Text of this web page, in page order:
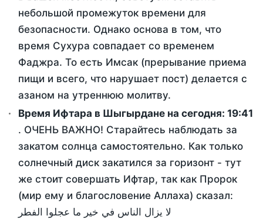
небольшой промежуток времени для
безопасности. Однако основа в том, что
время Сухура совпадает со временем
Фаджра. То есть Имсак (прерывание приема
пищи и всего, что нарушает пост) делается с
азаном на утреннюю молитву.
Время Ифтара в Шыгырдане на сегодня: 19:41
. ОЧЕНЬ ВАЖНО! Старайтесь наблюдать за
закатом солнца самостоятельно. Как только
солнечный диск закатился за горизонт - тут
же стоит совершать Ифтар, так как Пророк
(мир ему и благословение Аллаха) сказал:
لا يزال الناس في خير ما عجلوا الفطر